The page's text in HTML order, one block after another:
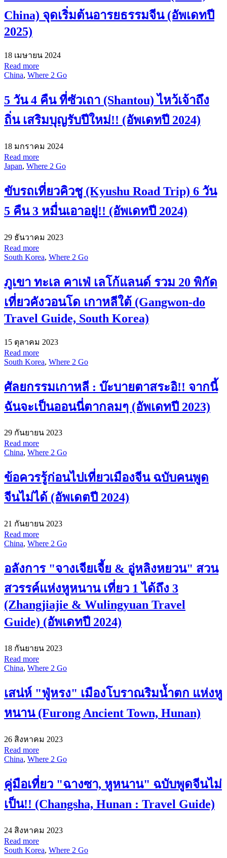
China) จุดเริ่มต้นอารยธรรมจีน (อัพเดทปี
2025)
18 เมษายน 2024
Read more
China, Where 2 Go
5 วัน 4 คืน ที่ซัวเถา (Shantou) ไหว้เจ้าถึง
ถิ่น เสริมบุญรับปีใหม่!! (อัพเดทปี 2024)
18 มกราคม 2024
Read more
Japan, Where 2 Go
ขับรถเที่ยวคิวชู (Kyushu Road Trip) 6 วัน
5 คืน 3 หมื่นเอาอยู่!! (อัพเดทปี 2024)
29 ธันวาคม 2023
Read more
South Korea, Where 2 Go
ภูเขา ทะเล คาเฟ่ เลโก้แลนด์ รวม 20 พิกัด
เที่ยวคังวอนโด เกาหลีใต้ (Gangwon-do
Travel Guide, South Korea)
15 ตุลาคม 2023
Read more
South Korea, Where 2 Go
ศัลยกรรมเกาหลี : บ๊ะบายตาสระอิ!! จากนี้
ฉันจะเป็นออนนี่ตากลมๆ (อัพเดทปี 2023)
29 กันยายน 2023
Read more
China, Where 2 Go
ข้อควรรู้ก่อนไปเที่ยวเมืองจีน ฉบับคนพูด
จีนไม่ได้ (อัพเดตปี 2024)
21 กันยายน 2023
Read more
China, Where 2 Go
อลังการ "จางเจียเจี้ย & อู่หลิงหยวน" สวน
สวรรค์แห่งหูหนาน เที่ยว 1 ได้ถึง 3
(Zhangjiajie & Wulingyuan Travel
Guide) (อัพเดทปี 2024)
18 กันยายน 2023
Read more
China, Where 2 Go
เสน่ห์ "ฟู่หรง" เมืองโบราณริมน้ำตก แห่งหู
หนาน (Furong Ancient Town, Hunan)
26 สิงหาคม 2023
Read more
China, Where 2 Go
คู่มือเที่ยว "ฉางซา, หูหนาน" ฉบับพูดจีนไม่
เป็น!! (Changsha, Hunan : Travel Guide)
24 สิงหาคม 2023
Read more
South Korea, Where 2 Go